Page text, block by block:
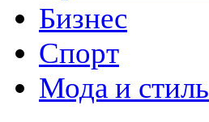
Бизнес
Спорт
Мода и стиль